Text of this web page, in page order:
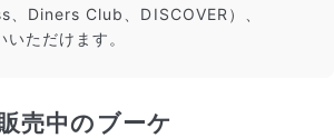
Diners Club、DISCOVER）、
ただけます。
売中のブーケ